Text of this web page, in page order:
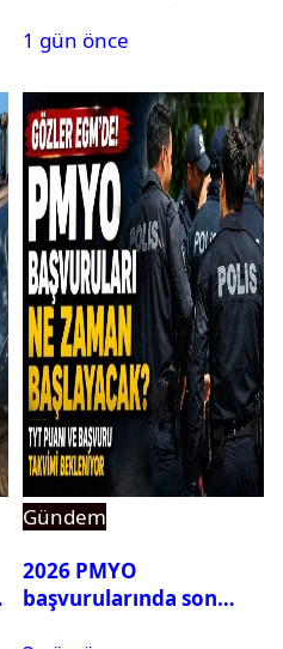
1 gün önce
Gündem
2026 PMYO
başvurularında son